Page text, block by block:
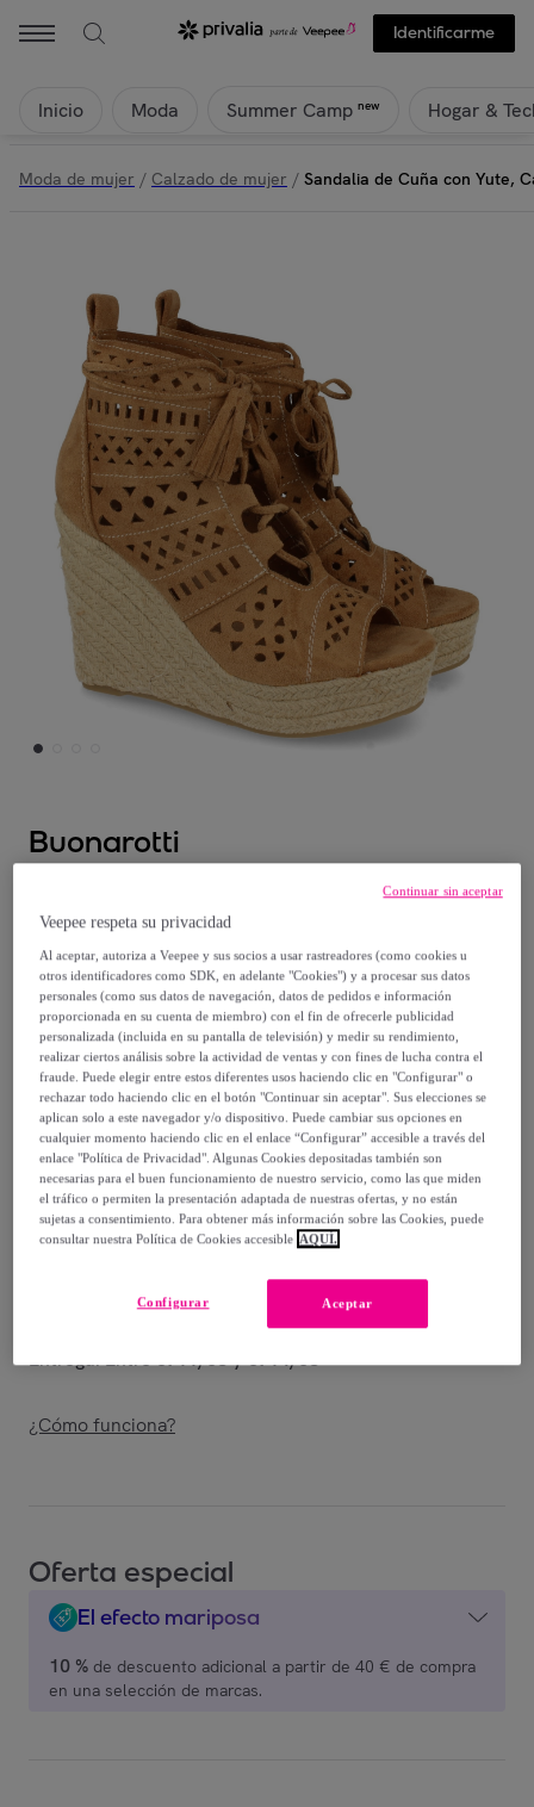
Identificarme
Inicio Moda Summer Camp new Hogar &
Moda de mujer / Calzado de mujer / Sandalia de Cuña con Yute,
Buonarotti
Sandalia de Cuña con Yute, Calados y
Cordones
29,95 €
65,90 €
-54%
Vendido porShoes and Blues
Entrega
Entrega: Entre el11/08y el14/08
¿Cómo funciona?
Oferta especial
El efecto mariposa
10 % de descuento adicional a partir de 40 € de compra
en una selección de marcas.
Veepee respeta su privacidad
Al aceptar, autoriza a Veepee y sus socios a usar rastreadores (como cookies u
otros identificadores como SDK, en adelante "Cookies") y a procesar sus datos
personales (como sus datos de navegación, datos de pedidos e información
proporcionada en su cuenta de miembro) con el fin de ofrecerle publicidad
personalizada (incluida en su pantalla de televisión) y medir su rendimiento,
realizar ciertos análisis sobre la actividad de ventas y con fines de lucha contra el
fraude. Puede elegir entre estos diferentes usos haciendo clic en "Configurar" o
rechazar todo haciendo clic en el botón "Continuar sin aceptar". Sus elecciones se
aplican solo a este navegador y/o dispositivo. Puede cambiar sus opciones en
cualquier momento haciendo clic en el enlace “Configurar” accesible a través del
enlace "Política de Privacidad". Algunas Cookies depositadas también son
necesarias para el buen funcionamiento de nuestro servicio, como las que miden
el tráfico o permiten la presentación adaptada de nuestras ofertas, y no están
sujetas a consentimiento. Para obtener más información sobre las Cookies, puede
consultar nuestra Política de Cookies accesible AQUÍ.
Aceptar
Configurar
Continuar sin aceptar